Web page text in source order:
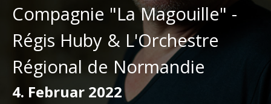
Compagnie "La Magouille" -
Régis Huby & L'Orchestre
Régional de Normandie
4. Februar 2022